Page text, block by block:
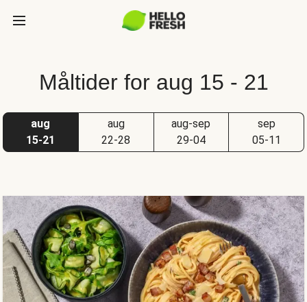
Måltider for aug 15 - 21
aug
15-21
aug
22-28
aug-sep
29-04
sep
05-11